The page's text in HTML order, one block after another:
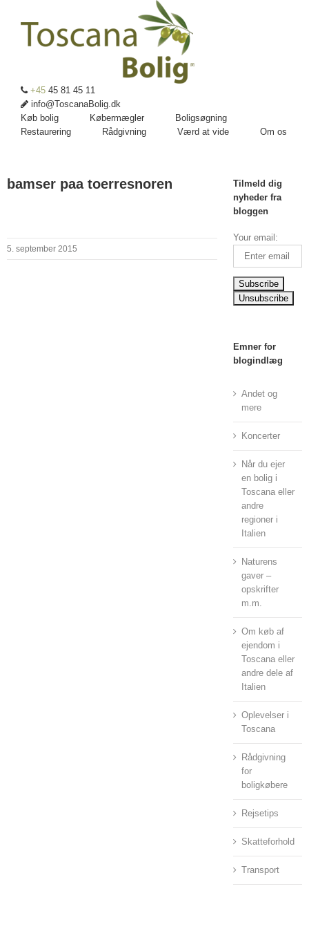
+45 45 81 45 11
info@ToscanaBolig.dk
Køb bolig
Købermægler
Boligsøgning
Restaurering
Rådgivning Værd at vide Om os
bamser paa toerresnoren
5. september 2015
Tilmeld dig
nyheder fra
bloggen
Your email:
Emner for
blogindlæg
Andet og
mere
Koncerter
Når du ejer
en bolig i
Toscana eller
andre
regioner i
Italien
Naturens
gaver –
opskrifter
m.m.
Om køb af
ejendom i
Toscana eller
andre dele af
Italien
Oplevelser i
Toscana
Rådgivning
for
boligkøbere
Rejsetips
Skatteforhold
Transport